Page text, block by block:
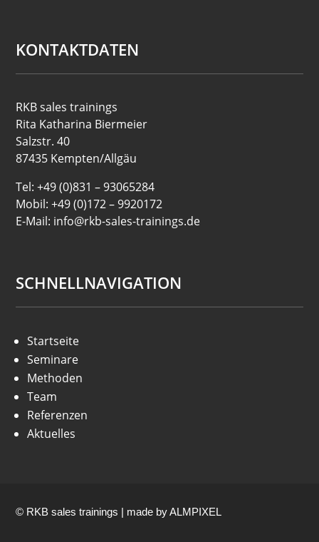
KONTAKTDATEN
RKB sales trainings
Rita Katharina Biermeier
Salzstr. 40
87435 Kempten/Allgäu
Tel: +49 (0)831 – 93065284
Mobil: +49 (0)172 – 9920172
E-Mail: info@rkb-sales-trainings.de
SCHNELLNAVIGATION
Startseite
Seminare
Methoden
Team
Referenzen
Aktuelles
© RKB sales trainings | made byALMPIXEL